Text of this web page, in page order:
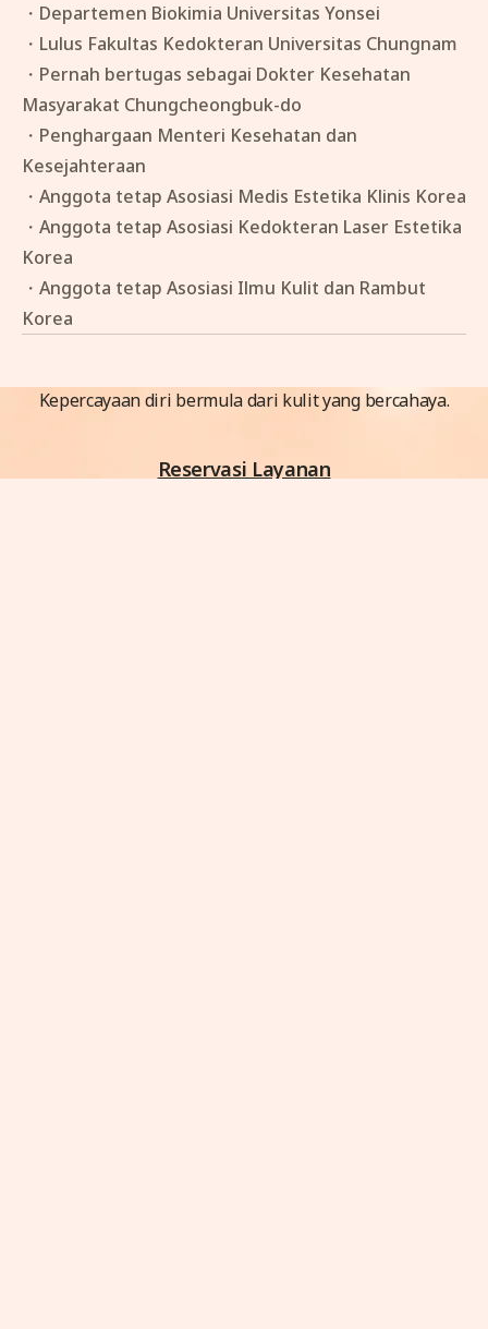
・Departemen Biokimia Universitas Yonsei
・Lulus Fakultas Kedokteran Universitas Chungnam
・Pernah bertugas sebagai Dokter Kesehatan
Masyarakat Chungcheongbuk-do
・Penghargaan Menteri Kesehatan dan
Kesejahteraan
・Anggota tetap Asosiasi Medis Estetika Klinis Korea
・Anggota tetap Asosiasi Kedokteran Laser Estetika
Korea
・Anggota tetap Asosiasi Ilmu Kulit dan Rambut
Korea
Kepercayaan diri bermula dari kulit yang bercahaya.
Reservasi Layanan